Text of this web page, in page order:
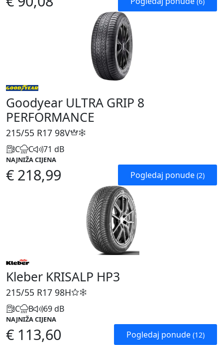
Goodyear ULTRA GRIP 8
PERFORMANCE
215/55 R17 98V
C C 71 dB
NAJNIŽA CIJENA
€ 218,99 Pogledaj ponude (2)
Kleber KRISALP HP3
215/55 R17 98H
C B 69 dB
NAJNIŽA CIJENA
€ 113,60 Pogledaj ponude (12)